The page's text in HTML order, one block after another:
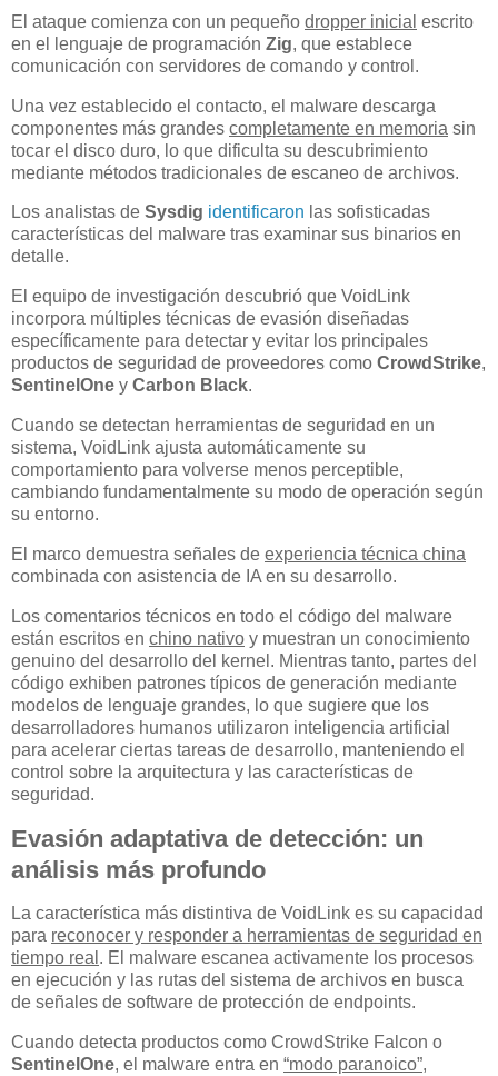
El ataque comienza con un pequeño dropper inicial escrito
en el lenguaje de programación Zig, que establece
comunicación con servidores de comando y control.
Una vez establecido el contacto, el malware descarga
componentes más grandes completamente en memoria sin
tocar el disco duro, lo que dificulta su descubrimiento
mediante métodos tradicionales de escaneo de archivos.
Los analistas de Sysdig identificaron las sofisticadas
características del malware tras examinar sus binarios en
detalle.
El equipo de investigación descubrió que VoidLink
incorpora múltiples técnicas de evasión diseñadas
específicamente para detectar y evitar los principales
productos de seguridad de proveedores como CrowdStrike,
SentinelOne y Carbon Black.
Cuando se detectan herramientas de seguridad en un
sistema, VoidLink ajusta automáticamente su
comportamiento para volverse menos perceptible,
cambiando fundamentalmente su modo de operación según
su entorno.
El marco demuestra señales de experiencia técnica china
combinada con asistencia de IA en su desarrollo.
Los comentarios técnicos en todo el código del malware
están escritos en chino nativo y muestran un conocimiento
genuino del desarrollo del kernel. Mientras tanto, partes del
código exhiben patrones típicos de generación mediante
modelos de lenguaje grandes, lo que sugiere que los
desarrolladores humanos utilizaron inteligencia artificial
para acelerar ciertas tareas de desarrollo, manteniendo el
control sobre la arquitectura y las características de
seguridad.
Evasión adaptativa de detección: un
análisis más profundo
La característica más distintiva de VoidLink es su capacidad
para reconocer y responder a herramientas de seguridad en
tiempo real . El malware escanea activamente los procesos
en ejecución y las rutas del sistema de archivos en busca
de señales de software de protección de endpoints.
Cuando detecta productos como CrowdStrike Falcon o
SentinelOne, el malware entra en “modo paranoico”,